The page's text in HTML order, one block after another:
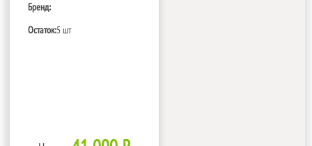
Бренд:
Остаток:5 шт